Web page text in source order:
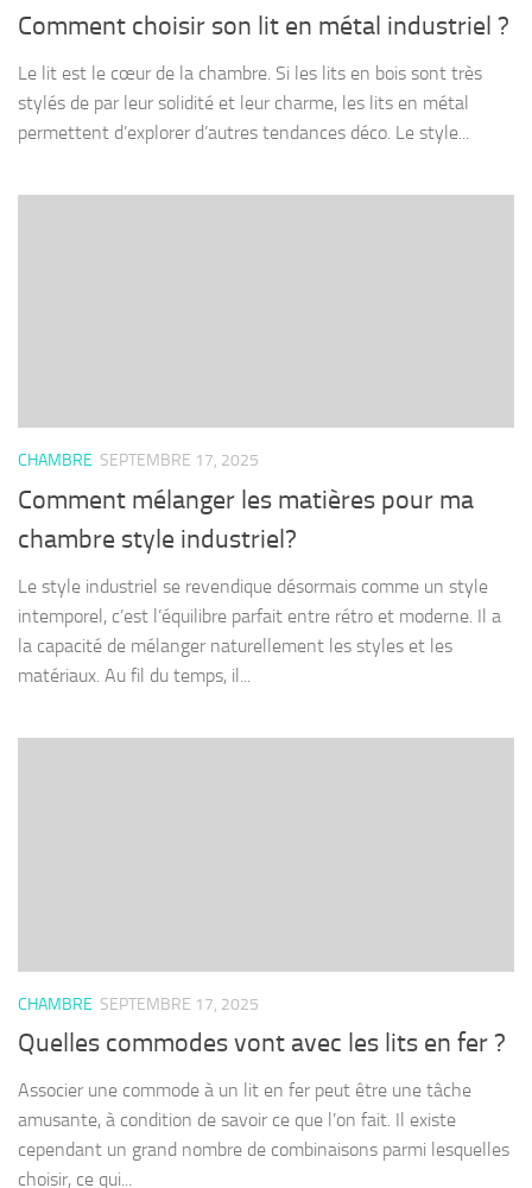
Comment choisir son lit en métal industriel ?
Le lit est le cœur de la chambre. Si les lits en bois sont très
stylés de par leur solidité et leur charme, les lits en métal
permettent d’explorer d’autres tendances déco. Le style...
CHAMBRE SEPTEMBRE 17, 2025
Comment mélanger les matières pour ma
chambre style industriel?
Le style industriel se revendique désormais comme un style
intemporel, c’est l’équilibre parfait entre rétro et moderne. Il a
la capacité de mélanger naturellement les styles et les
matériaux. Au fil du temps, il...
CHAMBRE SEPTEMBRE 17, 2025
Quelles commodes vont avec les lits en fer ?
Associer une commode à un lit en fer peut être une tâche
amusante, à condition de savoir ce que l’on fait. Il existe
cependant un grand nombre de combinaisons parmi lesquelles
choisir, ce qui...